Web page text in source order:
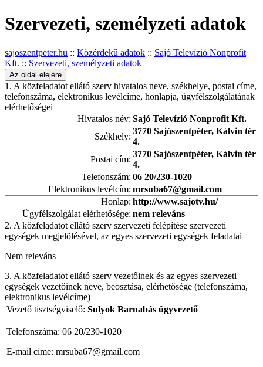
Szervezeti, személyzeti adatok
sajoszentpeter.hu :: Közérdekű adatok :: Sajó Televízió Nonprofit
Kft. :: Szervezeti, személyzeti adatok
Az oldal elejére
1. A közfeladatot ellátó szerv hivatalos neve, székhelye, postai címe,
telefonszáma, elektronikus levélcíme, honlapja, ügyfélszolgálatának
elérhetőségei
Hivatalos név: Sajó Televízió Nonprofit Kft.
Székhely:
3770 Sajószentpéter, Kálvin tér
4.
Postai cím:
3770 Sajószentpéter, Kálvin tér
4.
Telefonszám: 06 20/230-1020
Elektronikus levélcím: mrsuba67@gmail.com
Honlap: http://www.sajotv.hu/
Ügyfélszolgálat elérhetősége: nem releváns
2. A közfeladatot ellátó szerv szervezeti felépítése szervezeti
egységek megjelölésével, az egyes szervezeti egységek feladatai
Nem releváns
3. A közfeladatot ellátó szerv vezetőinek és az egyes szervezeti
egységek vezetőinek neve, beosztása, elérhetősége (telefonszáma,
elektronikus levélcíme)
Vezető tisztségviselő: Sulyok Barnabás ügyvezető
Telefonszáma: 06 20/230-1020
E-mail címe: mrsuba67@gmail.com